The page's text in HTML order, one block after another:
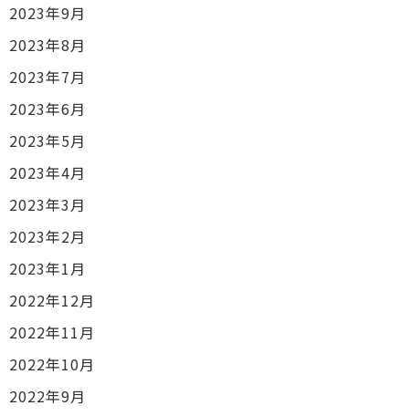
2023年9月
2023年8月
2023年7月
2023年6月
2023年5月
2023年4月
2023年3月
2023年2月
2023年1月
2022年12月
2022年11月
2022年10月
2022年9月